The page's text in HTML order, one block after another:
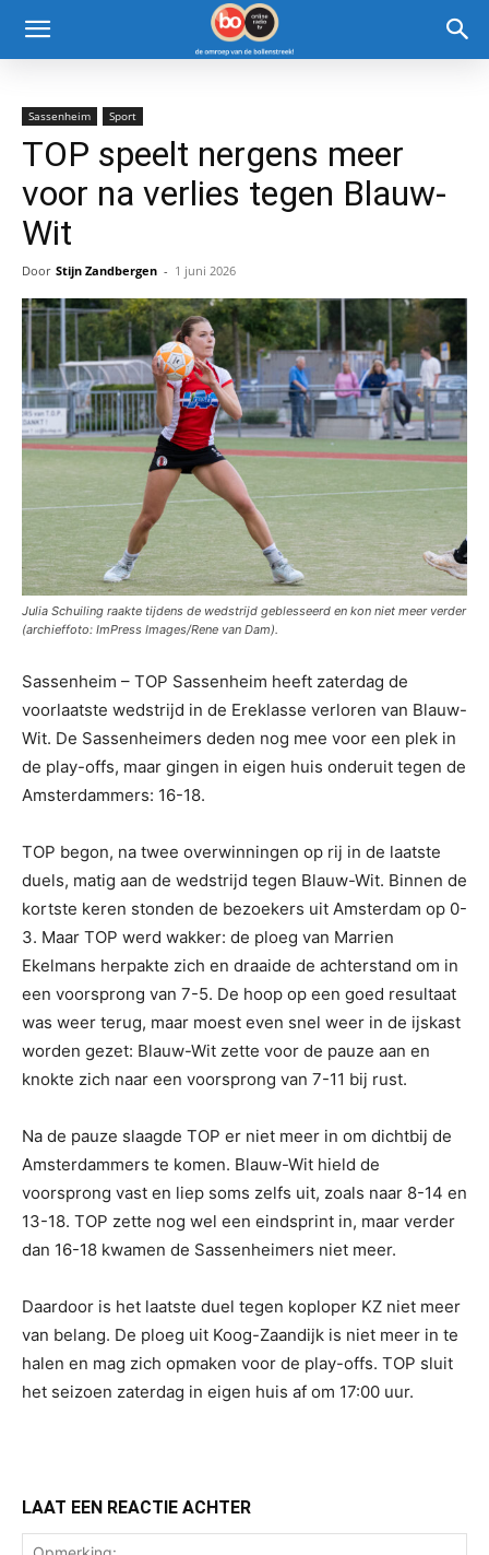
Sassenheim Sport
TOP speelt nergens meer
voor na verlies tegen Blauw-
Wit
Door Stijn Zandbergen - 1 juni 2026
Julia Schuiling raakte tijdens de wedstrijd geblesseerd en kon niet meer verder
(archieffoto: ImPress Images/Rene van Dam).
Sassenheim – TOP Sassenheim heeft zaterdag de
voorlaatste wedstrijd in de Ereklasse verloren van Blauw-
Wit. De Sassenheimers deden nog mee voor een plek in
de play-offs, maar gingen in eigen huis onderuit tegen de
Amsterdammers: 16-18.
TOP begon, na twee overwinningen op rij in de laatste
duels, matig aan de wedstrijd tegen Blauw-Wit. Binnen de
kortste keren stonden de bezoekers uit Amsterdam op 0-
3. Maar TOP werd wakker: de ploeg van Marrien
Ekelmans herpakte zich en draaide de achterstand om in
een voorsprong van 7-5. De hoop op een goed resultaat
was weer terug, maar moest even snel weer in de ijskast
worden gezet: Blauw-Wit zette voor de pauze aan en
knokte zich naar een voorsprong van 7-11 bij rust.
Na de pauze slaagde TOP er niet meer in om dichtbij de
Amsterdammers te komen. Blauw-Wit hield de
voorsprong vast en liep soms zelfs uit, zoals naar 8-14 en
13-18. TOP zette nog wel een eindsprint in, maar verder
dan 16-18 kwamen de Sassenheimers niet meer.
Daardoor is het laatste duel tegen koploper KZ niet meer
van belang. De ploeg uit Koog-Zaandijk is niet meer in te
halen en mag zich opmaken voor de play-offs. TOP sluit
het seizoen zaterdag in eigen huis af om 17:00 uur.
LAAT EEN REACTIE ACHTER